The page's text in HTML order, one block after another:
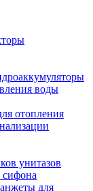
воды
отопления
унитазов
для